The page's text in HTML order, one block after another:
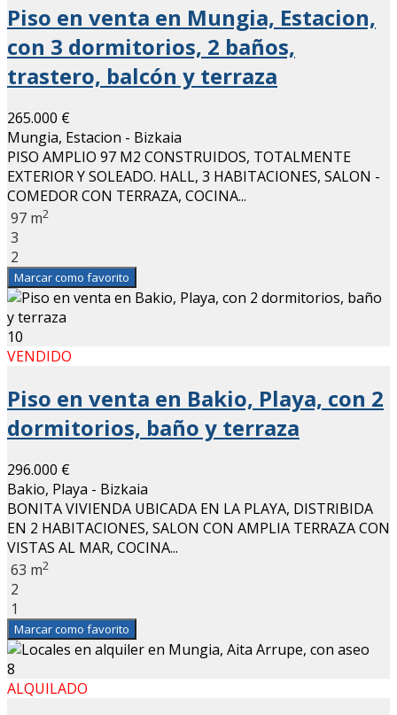
Piso en venta en Mungia, Estacion,
con 3 dormitorios, 2 baños,
trastero, balcón y terraza
265.000 €
Mungia, Estacion - Bizkaia
PISO AMPLIO 97 M2 CONSTRUIDOS, TOTALMENTE
EXTERIOR Y SOLEADO. HALL, 3 HABITACIONES, SALON -
COMEDOR CON TERRAZA, COCINA...
97 m2
3
2
Marcar como favorito
10
VENDIDO
Piso en venta en Bakio, Playa, con 2
dormitorios, baño y terraza
296.000 €
Bakio, Playa - Bizkaia
BONITA VIVIENDA UBICADA EN LA PLAYA, DISTRIBIDA
EN 2 HABITACIONES, SALON CON AMPLIA TERRAZA CON
VISTAS AL MAR, COCINA...
63 m2
2
1
Marcar como favorito
8
ALQUILADO